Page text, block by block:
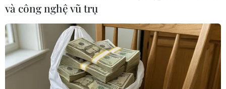
“mở đường” cho các cuộc tấn công mới tinh vi và
doanh nghiệp.
(Vietnam+)
và công nghệ vũ trụ